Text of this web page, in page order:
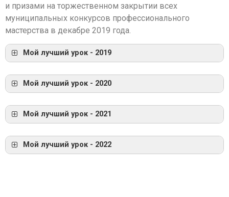
и призами на торжественном закрытии всех
муниципальных конкурсов профессионального
мастерства в декабре 2019 года.
Мой лучший урок - 2019
Мой лучший урок - 2020
Мой лучший урок - 2021
Мой лучший урок - 2022